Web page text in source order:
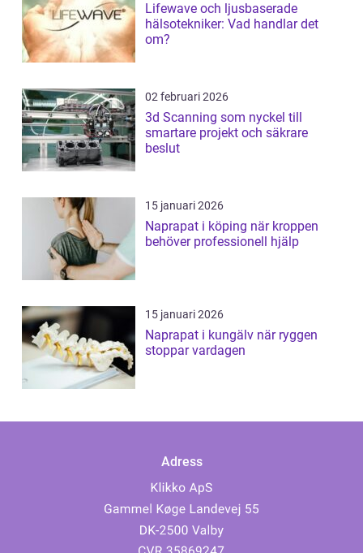
Lifewave och ljusbaserade
hälsotekniker: Vad handlar det
om?
02 februari 2026
3d Scanning som nyckel till
smartare projekt och säkrare
beslut
15 januari 2026
Naprapat i köping när kroppen
behöver professionell hjälp
15 januari 2026
Naprapat i kungälv när ryggen
stoppar vardagen
Adress